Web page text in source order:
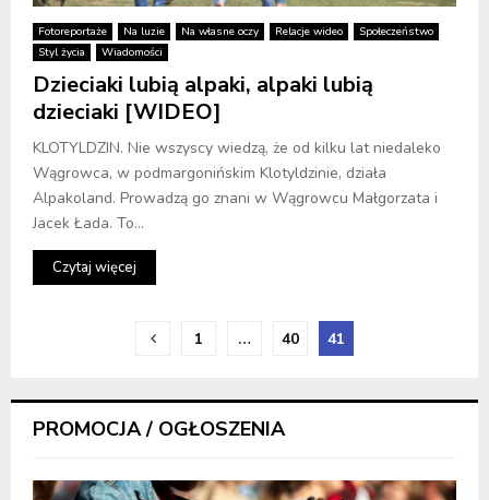
Fotoreportaże Na luzie Na własne oczy Relacje wideo
Społeczeństwo
Styl życia
Wiadomości
Dzieciaki lubią alpaki, alpaki lubią
dzieciaki [WIDEO]
KLOTYLDZIN. Nie wszyscy wiedzą, że od kilku lat niedaleko
Wągrowca, w podmargonińskim Klotyldzinie, działa
Alpakoland. Prowadzą go znani w Wągrowcu Małgorzata i
Jacek Łada. To...
Czytaj więcej
Stronicowanie
1 … 40 41
PROMOCJA / OGŁOSZENIA